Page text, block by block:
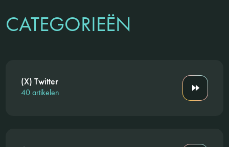
CATEGORIEËN
(X) Twitter
40 artikelen